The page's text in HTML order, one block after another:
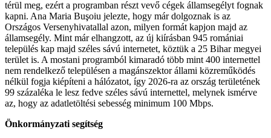
térül meg, ezért a programban részt vevő cégek államsegélyt fognak
kapni. Ana Maria Buşoiu jelezte, hogy már dolgoznak is az
Országos Versenyhivatallal azon, milyen formát kapjon majd az
államsegély. Mint már elhangzott, az új kiírásban 945 romániai
település kap majd széles sávú internetet, köztük a 25 Bihar megyei
terület is. A mostani programból kimaradó több mint 400 internettel
nem rendelkező településen a magánszektor állami közreműködés
nélkül fogja kiépíteni a hálózatot, így 2026-ra az ország területének
99 százaléka le lesz fedve széles sávú internettel, melynek ismérve
az, hogy az adatletöltési sebesség minimum 100 Mbps.
Önkormányzati segítség